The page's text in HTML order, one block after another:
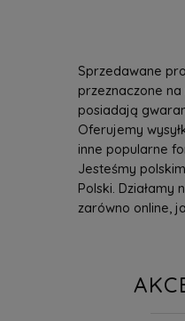
Sprzedawane
przeznaczone
posiadają
Oferujemy
inne popularne
Jesteśmy
Polski. Działamy
zarówno online,